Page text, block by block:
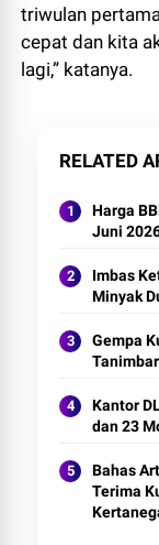
triwulan
cepat dan kita
lagi,” katanya.
RELATED
Harga
Juni
Imbas
Minyak
Gempa
Kantor
dan 23
Bahas
Terima